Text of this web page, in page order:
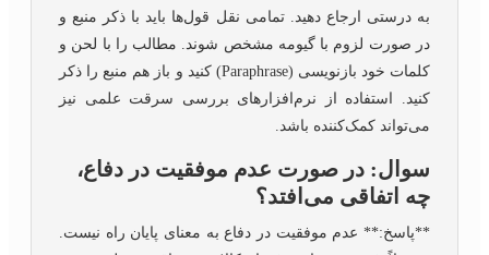
به درستی ارجاع دهید. تمامی نقل قول‌ها باید با ذکر منبع و
در صورت لزوم با گیومه مشخص شوند. مطالب را با لحن و
کلمات خود بازنویسی (Paraphrase) کنید و باز هم منبع را ذکر
کنید. استفاده از نرم‌افزارهای بررسی سرقت علمی نیز
می‌تواند کمک‌کننده باشد.
سوال: در صورت عدم موفقیت در دفاع،
چه اتفاقی می‌افتد؟
**پاسخ:** عدم موفقیت در دفاع به معنای پایان راه نیست.